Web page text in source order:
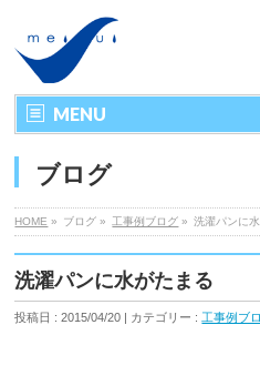
MENU
ブログ
HOME » ブログ » 工事例ブログ » 洗濯パンに
洗濯パンに水がたまる
投稿日 : 2015/04/20 | カテゴリー : 工事例ブ